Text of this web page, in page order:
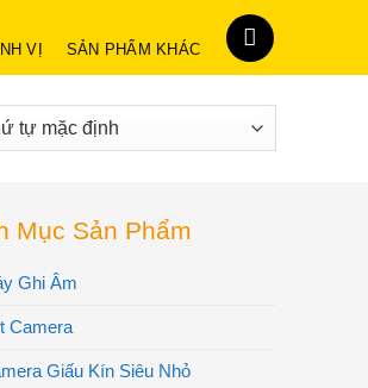
VỊ SẢN PHẨM KHÁC
Mục Sản Phẩm
Ghi Âm
Camera
Giấu Kín Siêu Nhỏ